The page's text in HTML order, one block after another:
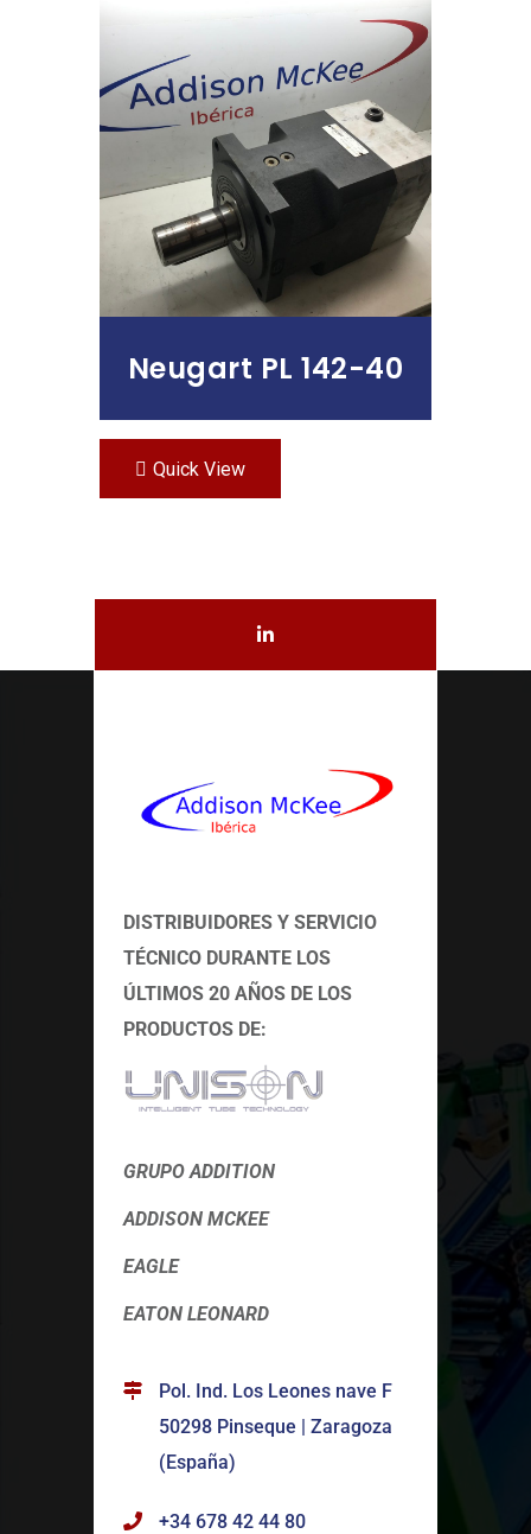
Leer Más
Neugart PL 142-40
Quick View
DISTRIBUIDORES Y SERVICIO
TÉCNICO DURANTE LOS
ÚLTIMOS 20 AÑOS DE LOS
PRODUCTOS DE:
GRUPO ADDITION
ADDISON MCKEE
EAGLE
EATON LEONARD
Pol. Ind. Los Leones nave F
50298 Pinseque | Zaragoza
(España)
+34 678 42 44 80